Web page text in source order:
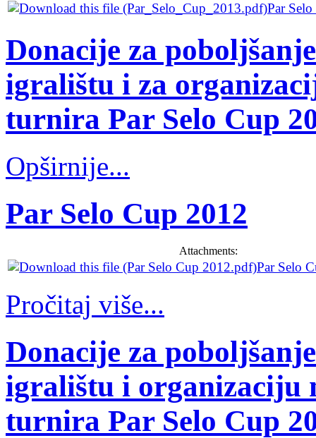
Par
Donacije za
igralištu i za
turnira Par Selo Cup
Opširnije...
Par Selo Cup 2012
Attachments:
Par Selo
Pročitaj više...
Donacije za
igralištu i organizaciju
turnira Par Selo Cup